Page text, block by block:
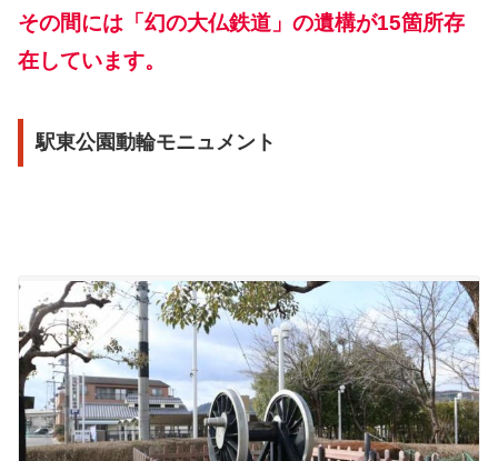
その間には「幻の大仏鉄道」の遺構が15箇所存
在しています。
駅東公園動輪モニュメント